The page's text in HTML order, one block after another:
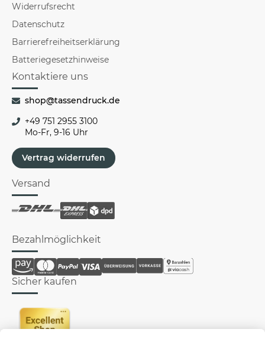
Widerrufsrecht
Datenschutz
Barrierefreiheitserklärung
Batteriegesetzhinweise
Kontaktiere uns
shop@tassendruck.de
+49 751 2955 3100
Mo-Fr, 9-16 Uhr
Vertrag widerrufen
Versand
Bezahlmöglichkeit
Sicher kaufen